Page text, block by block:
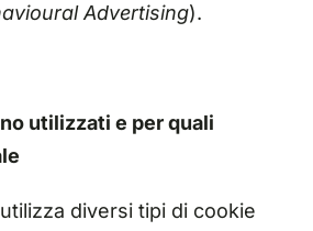
Advertising).
utilizzati e per quali
diversi tipi di cookie